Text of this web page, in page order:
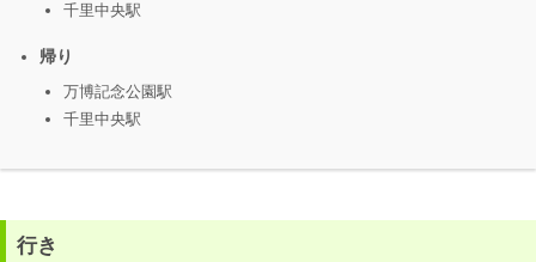
千里中央駅
帰り
万博記念公園駅
千里中央駅
行き